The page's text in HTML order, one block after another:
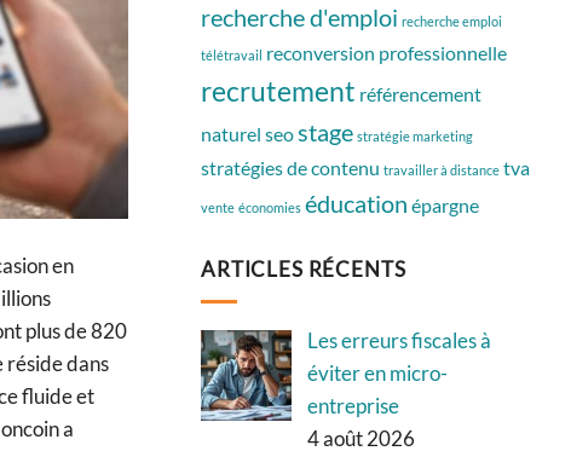
en
plus de 820
réside dans
fluide et
a
recherche d'emploi recherche emploi
télétravail reconversion professionnelle
recrutement référencement
naturel seostage stratégie marketing
stratégies de contenu travailler à distance tva
vente économies éducation épargne
ARTICLES RÉCENTS
Les erreurs fiscales à
éviter en micro-
entreprise
4 août 2026